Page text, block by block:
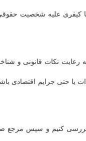
کیفری علیه شخصیت
نکات قانونی و
یا حتی جرایم اقتصادی
بررسی کنیم و سپس مرجع